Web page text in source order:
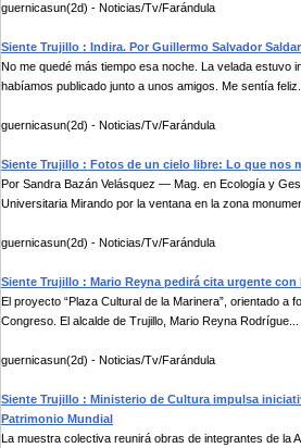
guernicasun(2d) - Noticias/Tv/Farándula
Siente Trujillo : Indira. Por Guillermo Salvador
No me quedé más tiempo esa noche. La velada estuvo
habíamos publicado junto a unos amigos. Me sentía
guernicasun(2d) - Noticias/Tv/Farándula
Siente Trujillo : Fotos de un cielo libre: Lo que nos
Por Sandra Bazán Velásquez — Mag. en Ecología y
Universitaria Mirando por la ventana en la zona
guernicasun(2d) - Noticias/Tv/Farándula
Siente Trujillo : Mario Reyna pedirá cita urgente
El proyecto “Plaza Cultural de la Marinera”, orientado a
Congreso. El alcalde de Trujillo, Mario Reyna Rodrígue...
guernicasun(2d) - Noticias/Tv/Farándula
Siente Trujillo : Ministerio de Cultura impulsa
Patrimonio Mundial
La muestra colectiva reunirá obras de integrantes de la